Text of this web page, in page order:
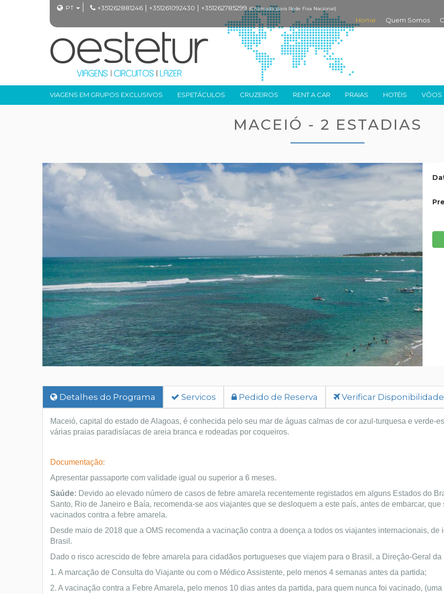
PT +351262881246 | +351261092430 | +351262785299 (Chamada para Rede Fixa Nacional)
Home Quem Somos
VIAGENS EM GRUPOS EXCLUSIVOS ESPETÁCULOS CRUZEIROS RENT A CAR PRAIAS HOTÉIS VÔOS
MACEIÓ - 2 ESTADIAS
Detalhes do Programa Servicos Pedido de Reserva Verificar Disponibilidade
Maceió, capital do estado de Alagoas, é conhecida pelo seu mar de águas calmas de cor azul-turquesa e verde-
várias praias paradisíacas de areia branca e rodeadas por coqueiros.
Documentação:
Apresentar passaporte com validade igual ou superior a 6 meses.
Saúde: Devido ao elevado número de casos de febre amarela recentemente registados em alguns Estados do
Santo, Rio de Janeiro e Baía, recomenda-se aos viajantes que se desloquem a este país, antes de embarcar,
vacinados contra a febre amarela.
Desde maio de 2018 que a OMS recomenda a vacinação contra a doença a todos os viajantes internacionais,
Brasil.
Dado o risco acrescido de febre amarela para cidadãos portugueses que viajem para o Brasil, a Direção-Geral
1. A marcação de Consulta do Viajante ou com o Médico Assistente, pelo menos 4 semanas antes da partida;
2. A vacinação contra a Febre Amarela, pelo menos 10 dias antes da partida, para quem nunca foi vacinado,